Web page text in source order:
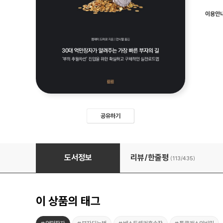
공유하기
이용안
언스크립티드도서정보 리뷰/한줄평 (113/435)
이 상품의 태그